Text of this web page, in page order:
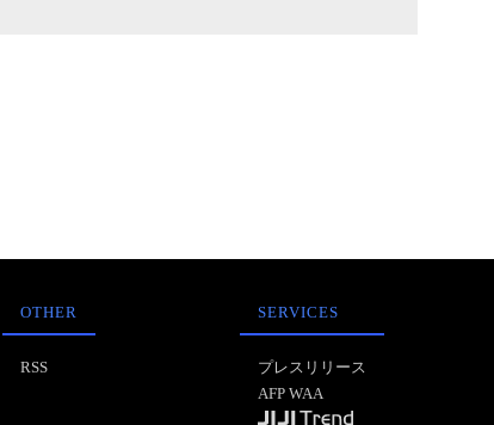
OTHER
RSS
SERVICES
プレスリリース
AFP WAA